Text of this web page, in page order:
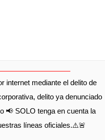
internet mediante el delito de
delito ya denunciado
📢 SOLO tenga en cuenta la
líneas oficiales.⚠️🚨